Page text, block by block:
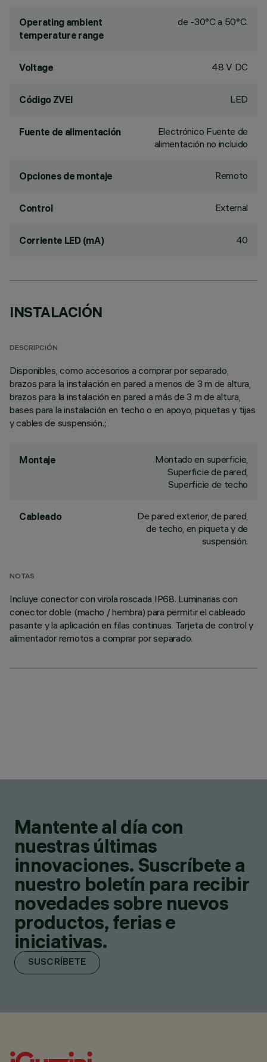
Operating ambient
temperature range
de -30°C a 50°C.
Voltage 48 V DC
Código ZVEI LED
Fuente de alimentación
Electrónico Fuente de
alimentación no incluido
Opciones de montaje Remoto
Control External
Corriente LED (mA) 40
INSTALACIÓN
DESCRIPCIÓN
Disponibles, como accesorios a comprar por separado,
brazos para la instalación en pared a menos de 3 m de altura,
brazos para la instalación en pared a más de 3 m de altura,
bases para la instalación en techo o en apoyo, piquetas y tijas
y cables de suspensión.;
Montaje
Montado en superficie,
Superficie de pared,
Superficie de techo
Cableado
De pared exterior, de pared,
de techo, en piqueta y de
suspensión.
NOTAS
Incluye conector con virola roscada IP68. Luminarias con
conector doble (macho / hembra) para permitir el cableado
pasante y la aplicación en filas continuas. Tarjeta de control y
alimentador remotos a comprar por separado.
Mantente al día con
nuestras últimas
innovaciones. Suscríbete a
nuestro boletín para recibir
novedades sobre nuevos
productos, ferias e
iniciativas.
SUSCRÍBETE